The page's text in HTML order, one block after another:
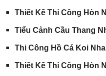
Thiết Kế Thi Công Hòn
Tiểu Cảnh Cầu Thang
Thi Công Hồ Cá Koi
Thiết Kế Thi Công Hòn